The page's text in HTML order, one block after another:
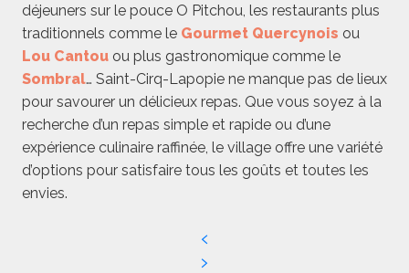
déjeuners sur le pouce O Pitchou, les restaurants plus
traditionnels comme le Gourmet Quercynois ou
Lou Cantou ou plus gastronomique comme le
Sombral… Saint-Cirq-Lapopie ne manque pas de lieux
pour savourer un délicieux repas. Que vous soyez à la
recherche d’un repas simple et rapide ou d’une
expérience culinaire raffinée, le village offre une variété
d’options pour satisfaire tous les goûts et toutes les
envies.